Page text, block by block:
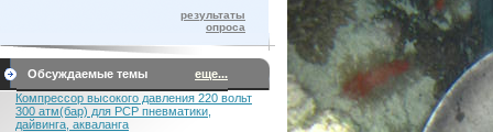
результаты
опроса
Обсуждаемые темы
еще...
Компрессор высокого давления 220 вольт
300 атм(бар) для PCP пневматики,
дайвинга, акваланга